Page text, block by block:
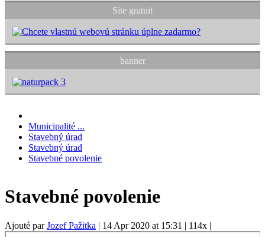
Site gratuit
banner
Municipalité ...
Stavebný úrad
Stavebný úrad
Stavebné povolenie
Stavebné povolenie
Ajouté parJozef Pažitka | 14 Apr 2020 at 15:31 | 114x |